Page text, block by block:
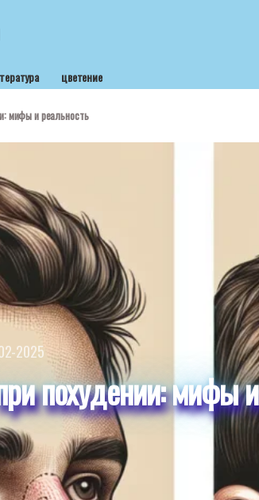
цветение
мифы и реальность
2025
похудении: мифы и